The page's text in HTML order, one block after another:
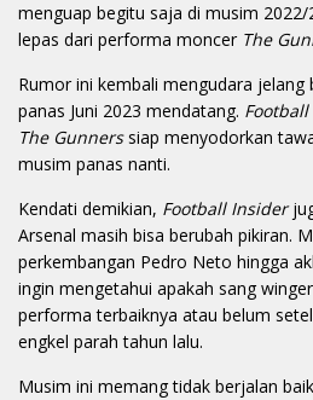
menguap begitu saja di musim 2022/
lepas dari performa moncer The
Rumor ini kembali mengudara
panas Juni 2023 mendatang.
The Gunnerssiap menyodorkan
musim panas nanti.
Kendati demikian, Football Insider
Arsenal masih bisa berubah pikiran.
perkembangan Pedro Neto hingga
ingin mengetahui apakah sang
performa terbaiknya atau belum
engkel parah tahun lalu.
Musim ini memang tidak berjalan